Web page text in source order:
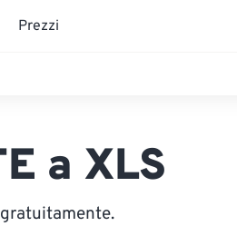
Prezzi
a XLS